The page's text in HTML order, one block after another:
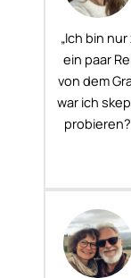
„Ich bin
ein paar
von dem
war ich